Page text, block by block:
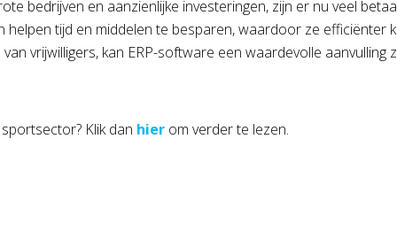
bedrijven en aanzienlijke investeringen, zijn er nu veel
tijd en middelen te besparen, waardoor ze efficiënter
vrijwilligers, kan ERP-software een waardevolle
Klik dan hier om verder te lezen.